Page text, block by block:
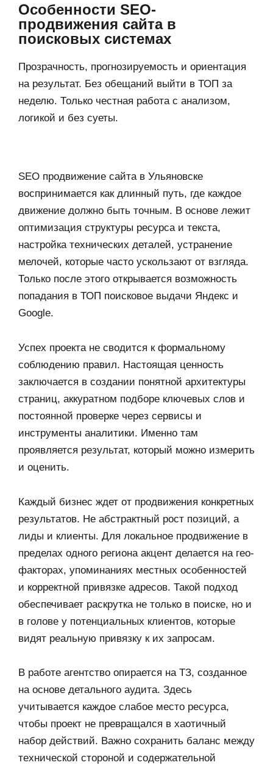
Особенности SEO-
продвижения сайта в
поисковых системах
Прозрачность, прогнозируемость и ориентация
на результат. Без обещаний выйти в ТОП за
неделю. Только честная работа с анализом,
логикой и без суеты.
SEO продвижение сайта в Ульяновске
воспринимается как длинный путь, где каждое
движение должно быть точным. В основе лежит
оптимизация структуры ресурса и текста,
настройка технических деталей, устранение
мелочей, которые часто ускользают от взгляда.
Только после этого открывается возможность
попадания в ТОП поисковое выдачи Яндекс и
Google.
Успех проекта не сводится к формальному
соблюдению правил. Настоящая ценность
заключается в создании понятной архитектуры
страниц, аккуратном подборе ключевых слов и
постоянной проверке через сервисы и
инструменты аналитики. Именно там
проявляется результат, который можно измерить
и оценить.
Каждый бизнес ждет от продвижения конкретных
результатов. Не абстрактный рост позиций, а
лиды и клиенты. Для локальное продвижение в
пределах одного региона акцент делается на гео-
факторах, упоминаниях местных особенностей
и корректной привязке адресов. Такой подход
обеспечивает раскрутка не только в поиске, но и
в голове у потенциальных клиентов, которые
видят реальную привязку к их запросам.
В работе агентство опирается на ТЗ, созданное
на основе детального аудита. Здесь
учитывается каждое слабое место ресурса,
чтобы проект не превращался в хаотичный
набор действий. Важно сохранить баланс между
технической стороной и содержательной